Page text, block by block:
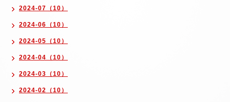
2024-07（10）
2024-06（10）
2024-05（10）
2024-04（10）
2024-03（10）
2024-02（10）